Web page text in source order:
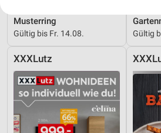
Musterring
Gültig bis Fr. 14.08. Gültig
XXXLutz
Website/App.
Partnerliste anzeigen (1 IAB-Anbieter)
IAB-Verarbeitungszwecke:
Speichern von oder Zugriff auf
auf einem Endgerät
Verwendung reduzierter Daten zur
Werbeanzeigen